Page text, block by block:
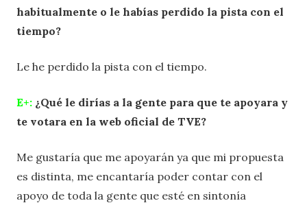
habitualmente o le habías perdido la pista con el
tiempo?
Le he perdido la pista con el tiempo.
E+: ¿Qué le dirías a la gente para que te apoyara y
te votara en la web oficial de TVE?
Me gustaría que me apoyarán ya que mi propuesta
es distinta, me encantaría poder contar con el
apoyo de toda la gente que esté en sintonía